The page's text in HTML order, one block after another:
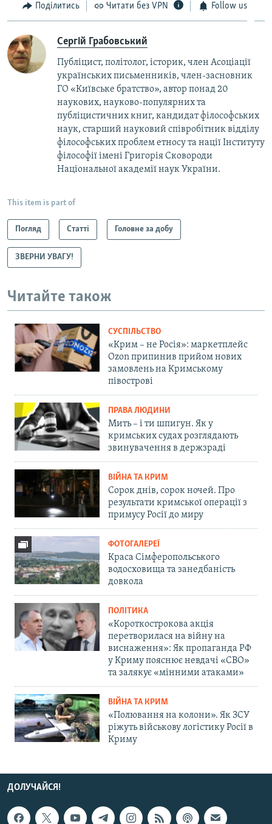
Поділитись Читати без VPN Follow us
Сергій Грабовський
Публіцист, політолог, історик, член Асоціації
українських письменників, член-засновник
ГО «Київське братство», автор понад 20
наукових, науково-популярних та
публіцистичних книг, кандидат філософських
наук, старший науковий співробітник відділу
філософських проблем етносу та нації Інституту
філософії імені Григорія Сковороди
Національної академії наук України.
This item is part of
Погляд Статті Головне за добу
ЗВЕРНИ УВАГУ!
Читайте також
СУСПІЛЬСТВО
«Крим – не Росія»: маркетплейс
Ozon припинив прийом нових
замовлень на Кримському
півострові
ПРАВА ЛЮДИНИ
Мить – і ти шпигун. Як у
кримських судах розглядають
звинувачення в держзраді
ВІЙНА ТА КРИМ
Сорок днів, сорок ночей. Про
результати кримської операції з
примусу Росії до миру
ФОТОГАЛЕРЕЇ
Краса Сімферопольського
водосховища та занедбаність
довкола
ПОЛІТИКА
«Короткострокова акція
перетворилася на війну на
виснаження»: Як пропаганда РФ
у Криму пояснює невдачі «СВО»
та залякує «мінними атаками»
ВІЙНА ТА КРИМ
«Полювання на колони». Як ЗСУ
ріжуть військову логістику Росії в
Криму
ДОЛУЧАЙСЯ!